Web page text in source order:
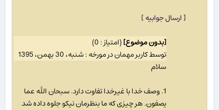
[ارسال جوابیه]
[بدون موضوع](امتیاز : 0)
توسط کاربر مهمان در مورخه : شنبه، 30 بهمن، 1395
سلام
1. وصف خدا با غیرخدا تفاوت دارد. سبحان الله عما
یصفون. هر چیزی که ما بنظرمان نیکو جلوه داده شد